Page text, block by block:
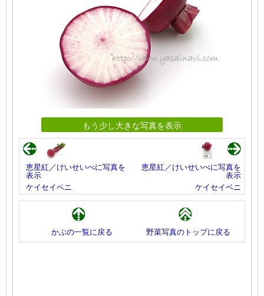
もう少し大きな写真を表示
恵星紅／けいせいべに写真を
表示
ケイセイベニ
恵星紅／けいせいべに写真を
表示
ケイセイベニ
かぶの一覧に戻る 野菜写真のトップに戻る